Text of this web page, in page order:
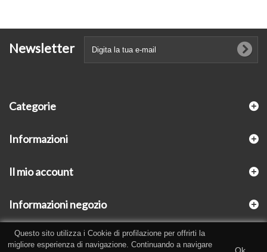
Newsletter
Categorie
Informazioni
Il mio account
Informazioni negozio
Questo sito utilizza i Cookie di profilazione per offrirti la
migliore esperienza di navigazione. Continuando a navigare